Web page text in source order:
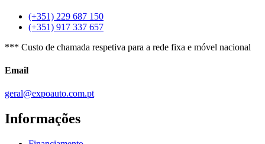
(+351) 229 687 150
(+351) 917 337 657
*** Custo de chamada respetiva para a rede fixa e móvel nacional
Email
geral@expoauto.com.pt
Informações